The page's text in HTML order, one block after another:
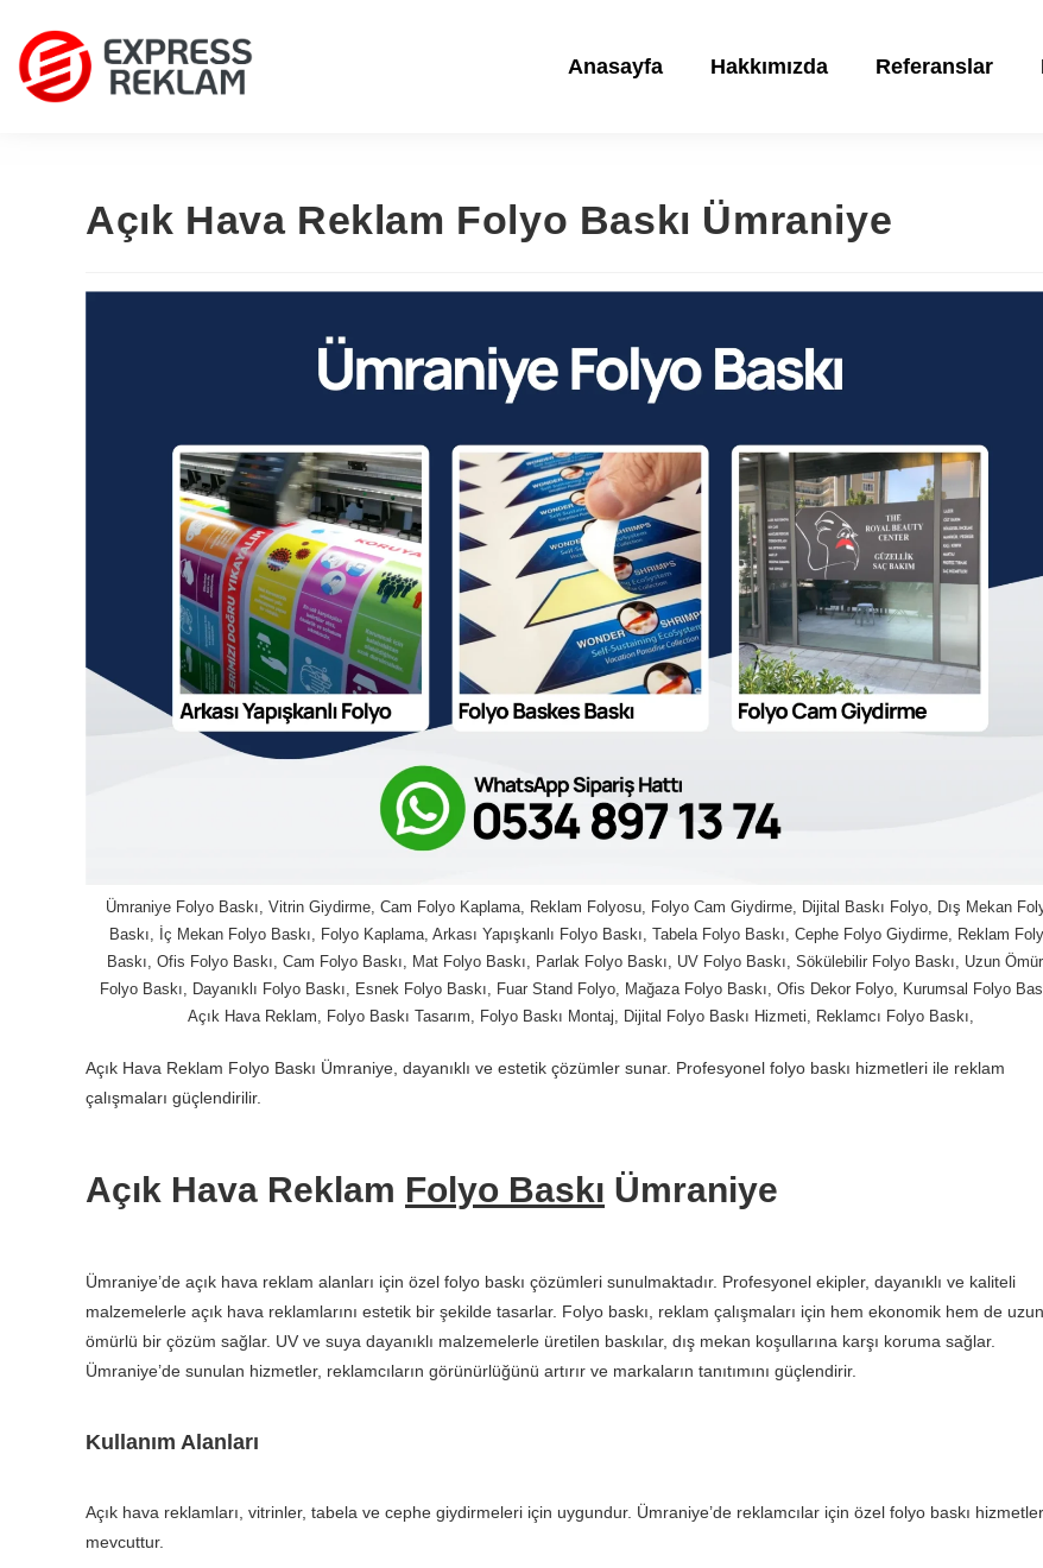
Anasayfa Hakkımızda Referanslar
Açık Hava Reklam Folyo Baskı Ümraniye
Ümraniye Folyo Baskı, Vitrin Giydirme, Cam Folyo Kaplama, Reklam Folyosu, Folyo Cam Giydirme, Dijital Baskı Folyo, Dış Mekan
Baskı, İç Mekan Folyo Baskı, Folyo Kaplama, Arkası Yapışkanlı Folyo Baskı, Tabela Folyo Baskı, Cephe Folyo Giydirme, Reklam
Baskı, Ofis Folyo Baskı, Cam Folyo Baskı, Mat Folyo Baskı, Parlak Folyo Baskı, UV Folyo Baskı, Sökülebilir Folyo Baskı, Uzun
Folyo Baskı, Dayanıklı Folyo Baskı, Esnek Folyo Baskı, Fuar Stand Folyo, Mağaza Folyo Baskı, Ofis Dekor Folyo, Kurumsal Folyo
Açık Hava Reklam, Folyo Baskı Tasarım, Folyo Baskı Montaj, Dijital Folyo Baskı Hizmeti, Reklamcı Folyo Baskı,
Açık Hava Reklam Folyo Baskı Ümraniye, dayanıklı ve estetik çözümler sunar. Profesyonel folyo baskı hizmetleri ile reklam
çalışmaları güçlendirilir.
Açık Hava Reklam Folyo Baskı Ümraniye
Ümraniye’de açık hava reklam alanları için özel folyo baskı çözümleri sunulmaktadır. Profesyonel ekipler, dayanıklı ve kaliteli
malzemelerle açık hava reklamlarını estetik bir şekilde tasarlar. Folyo baskı, reklam çalışmaları için hem ekonomik hem de uzun
ömürlü bir çözüm sağlar. UV ve suya dayanıklı malzemelerle üretilen baskılar, dış mekan koşullarına karşı koruma sağlar.
Ümraniye’de sunulan hizmetler, reklamcıların görünürlüğünü artırır ve markaların tanıtımını güçlendirir.
Kullanım Alanları
Açık hava reklamları, vitrinler, tabela ve cephe giydirmeleri için uygundur. Ümraniye’de reklamcılar için özel folyo baskı
mevcuttur.